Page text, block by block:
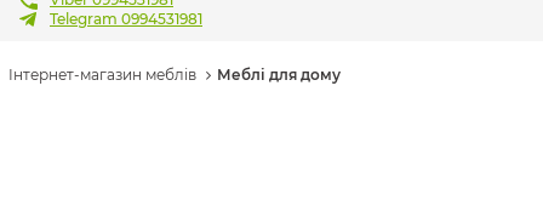
Telegram 0994531981
Інтернет-магазин меблів Меблі для дому